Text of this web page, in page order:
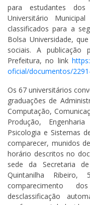
para estudantes
Universitário
classificados para a
Bolsa Universidade,
sociais. A publicação
Prefeitura, no link
oficial/documentos/
Os 67 universitários
graduações de
Computação,
Produção,
Psicologia e Sistemas
comparecer, munidos
horário descritos no
sede da Secretaria
Quintanilha
comparecimento
desclassificação